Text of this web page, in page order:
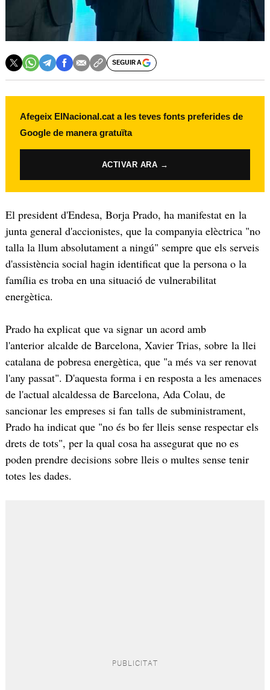
SEGUIR A
Afegeix ElNacional.cat a les teves fonts preferides de
Google de manera gratuïta
ACTIVAR ARA →
El president d'Endesa, Borja Prado, ha manifestat en la
junta general d'accionistes, que la companyia elèctrica "no
talla la llum absolutament a ningú" sempre que els serveis
d'assistència social hagin identificat que la persona o la
família es troba en una situació de vulnerabilitat
energètica.
Prado ha explicat que va signar un acord amb
l'anterior alcalde de Barcelona, Xavier Trias, sobre la llei
catalana de pobresa energètica, que "a més va ser renovat
l'any passat". D'aquesta forma i en resposta a les amenaces
de l'actual alcaldessa de Barcelona, Ada Colau, de
sancionar les empreses si fan talls de subministrament,
Prado ha indicat que "no és bo fer lleis sense respectar els
drets de tots", per la qual cosa ha assegurat que no es
poden prendre decisions sobre lleis o multes sense tenir
totes les dades.